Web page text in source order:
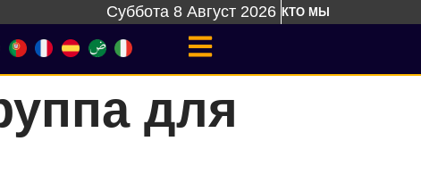
Суббота 8 Август 2026 КТО МЫ
для